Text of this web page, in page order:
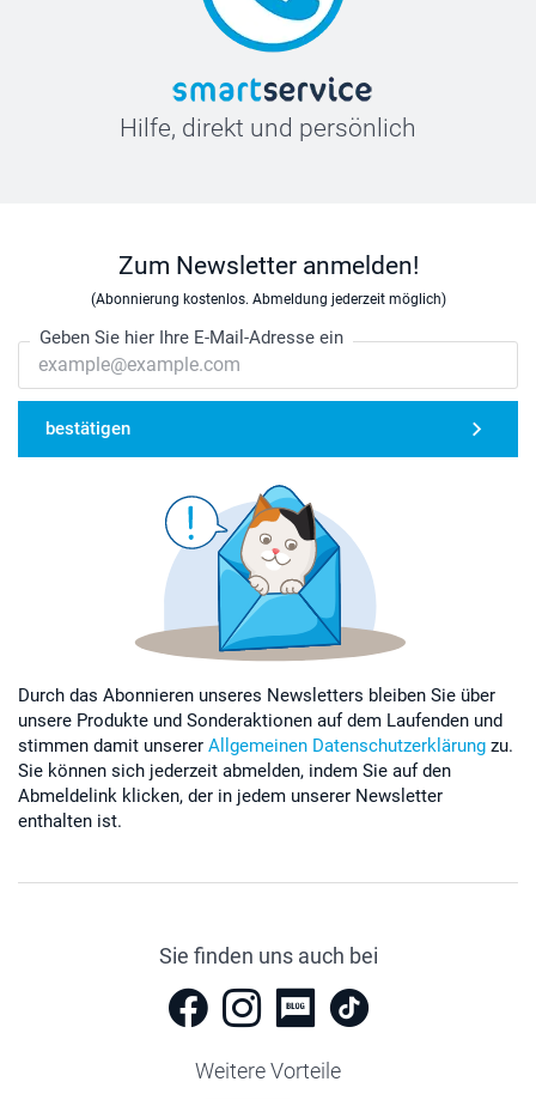
Hilfe, direkt und persönlich
Zum Newsletter anmelden!
(Abonnierung kostenlos. Abmeldung jederzeit möglich)
Geben Sie hier Ihre E-Mail-Adresse ein
bestätigen
Durch das Abonnieren unseres Newsletters bleiben Sie über
unsere Produkte und Sonderaktionen auf dem Laufenden und
stimmen damit unserer Allgemeinen Datenschutzerklärung zu.
Sie können sich jederzeit abmelden, indem Sie auf den
Abmeldelink klicken, der in jedem unserer Newsletter
enthalten ist.
Sie finden uns auch bei
Weitere Vorteile